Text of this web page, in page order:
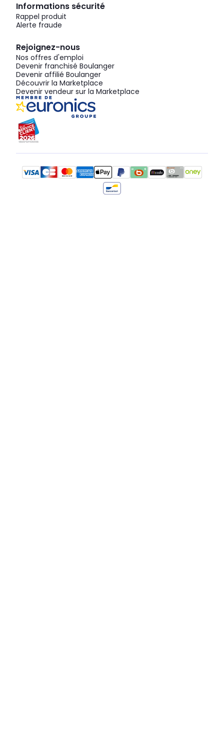
Informations sécurité
Rappel produit
Alerte fraude
Rejoignez-nous
Nos offres d'emploi
Devenir franchisé Boulanger
Devenir affilié Boulanger
Découvrir la Marketplace
Devenir vendeur sur la Marketplace